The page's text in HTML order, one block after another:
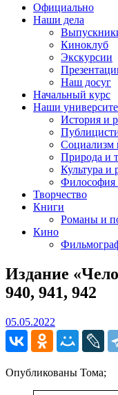
Официально
Наши дела
Киноклуб
Экскурсии
Наш досуг
Начальный курс
Наши
История и
Социализм
Природа и
Культура и
Философия
Творчество
Книги
Романы и
Кино
Издание
940, 941, 942
05.05.2022
Опубликованы Тома;